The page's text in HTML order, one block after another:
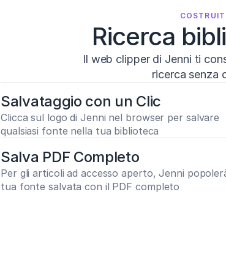
Ricerca
Il web clipper di Jenni ti
ricerca senza
https://pubmed.ncbi.nlm.nih.gov /38347190/
Articolo sulla Dieta Cheto
.docx
I profili
Copia
Salvataggio con un Clic
Clicca sul logo di Jenni nel browser per salvare
qualsiasi fonte nella tua biblioteca
Salva PDF Completo
Per gli articoli ad accesso aperto, Jenni
tua fonte salvata con il PDF completo